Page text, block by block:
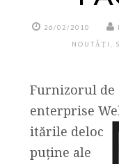
26/02/2010
NOUTĂȚI
Furnizorul de
enterprise
itările deloc
puține ale